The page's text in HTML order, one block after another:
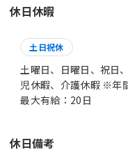
休日休暇
土日祝休
土曜日、日曜日、祝日
児休暇、介護休暇 ※年
最大有給：20日
休日備考